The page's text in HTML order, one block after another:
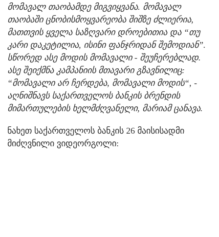
მომავალ თაობამდე მიგვიყვანა. მომავალ
თაობაში ცნობისმოყვარეობა შიშზე ძლიერია,
მათთვის ყველა საზღვარი დროებითია და “თუ
კარი დაკეტილია, ისინი ფანჯრიდან შემოდიან”.
სწორედ ასე მოდის მომავალი - შეუჩერებლად.
ასე შეიქმნა კამპანიის მთავარი გზავნილიც:
“მომავალი არ ჩერდება, მომავალი მოდის“, -
აღნიშნავს საქართველოს ბანკის ბრენდის
მიმართულების ხელმძღვანელი, მარიამ ცანავა.
ნახეთ საქართველოს ბანკის 26 მაისისადმი
მიძღვნილი ვიდეორგოლი: